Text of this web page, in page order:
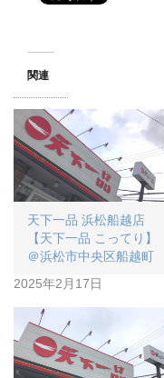
関連
天下一品 浜松船越店
【天下一品 こってり】
＠浜松市中央区船越町
2025年2月17日